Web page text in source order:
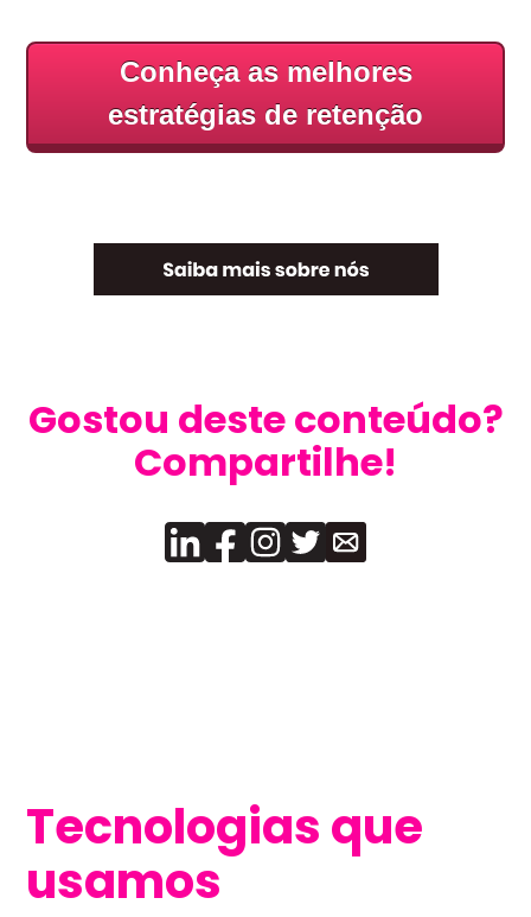
Conheça as melhores
estratégias de retenção
Gostou deste conteúdo?
Compartilhe!
Tecnologias que
usamos